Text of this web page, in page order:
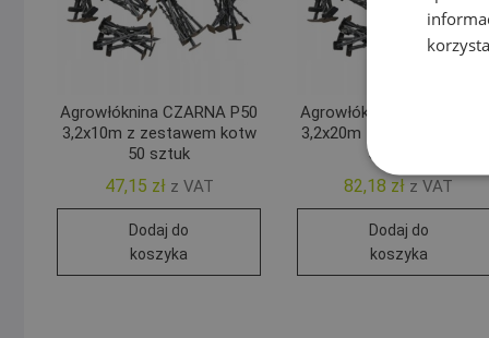
Agrowłóknina CZARNA P50
3,2x10m z zestawem kotw
50 sztuk
47,15 zł z VAT
Dodaj do
koszyka
Agrowłóknina CZARNA P50
3,2x20m z zestawem kotw
50 sztuk
82,18 zł z VAT
Dodaj do
koszyka